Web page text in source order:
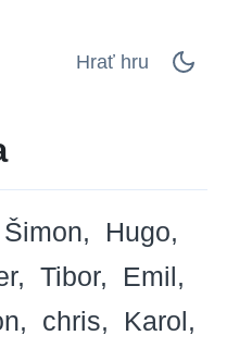
Hrať hru
Šimon
Hugo
Tibor
Emil
chris
Karol